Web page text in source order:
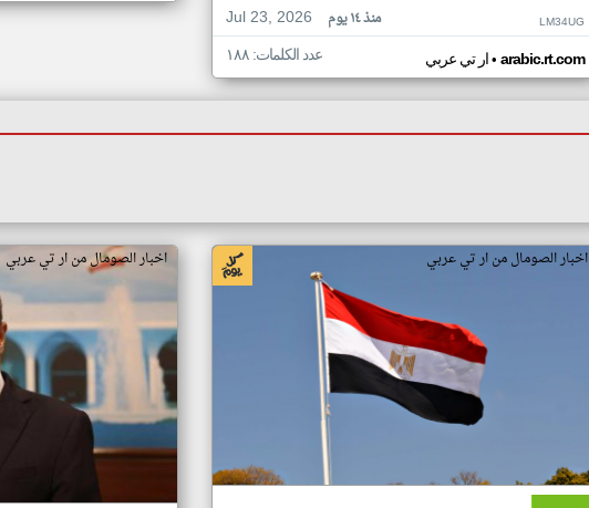
Jul 23, 2026
منذ ١٤ يوم LM34UG
ار تي عربي• arabic.rt.com عدد الكلمات: ١٨٨
اخبار الصومال من ار تي عربي اخبار الصومال من ار تي عربي